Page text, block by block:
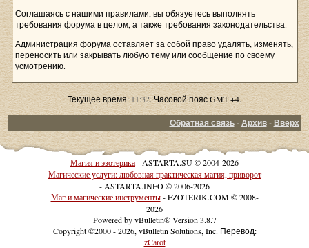
Соглашаясь с нашими правилами, вы обязуетесь выполнять
требования форума в целом, а также требования законодательства.
Администрация форума оставляет за собой право удалять, изменять,
переносить или закрывать любую тему или сообщение по своему
усмотрению.
Текущее время:11:32. Часовой пояс GMT +4.
Обратная связь-Архив-Вверх
Магия и эзотерика- ASTARTA.SU © 2004-2026
Магические услуги: любовная практическая магия, приворот
- ASTARTA.INFO © 2006-2026
Маг и магические инструменты- EZOTERIK.COM © 2008-
2026
Powered by vBulletin® Version 3.8.7
Copyright ©2000 - 2026, vBulletin Solutions, Inc. Перевод:
zCarot